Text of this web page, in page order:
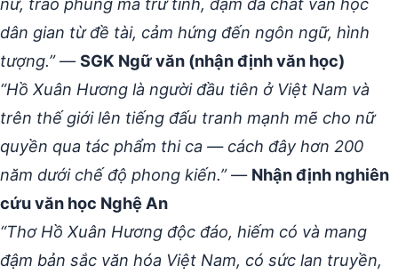
dân gian từ đề tài, cảm hứng đến ngôn ngữ, hình
tượng.”—SGK Ngữ văn (nhận định văn học)
“Hồ Xuân Hương là người đầu tiên ở Việt Nam và
trên thế giới lên tiếng đấu tranh mạnh mẽ cho nữ
quyền qua tác phẩm thi ca — cách đây hơn 200
năm dưới chế độ phong kiến.”— Nhận định nghiên
cứu văn học Nghệ An
“Thơ Hồ Xuân Hương độc đáo, hiếm có và mang
đậm bản sắc văn hóa Việt Nam, có sức lan truyền,